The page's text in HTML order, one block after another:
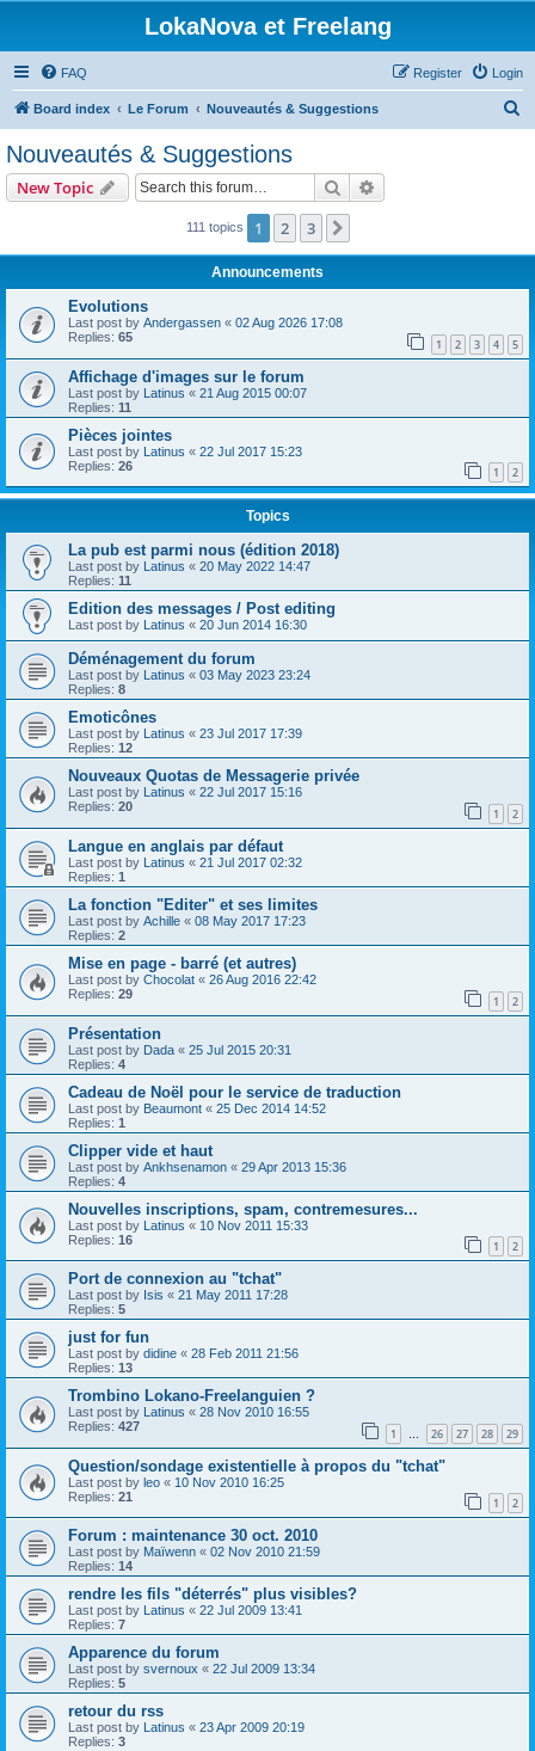
LokaNova et Freelang
FAQ Login
Register
Board index Le Forum Nouveautés & Suggestions
Nouveautés & Suggestions
New Topic Search
111 topics 1 2 3
Announcements
Evolutions
Last post by Andergassen « 02 Aug 2026 17:08
Replies: 65 1 2 3 4 5
Affichage d'images sur le forum
Last post by Latinus « 21 Aug 2015 00:07
Replies: 11
Pièces jointes
Last post by Latinus « 22 Jul 2017 15:23
Replies: 26 1 2
Topics
La pub est parmi nous (édition 2018)
Last post by Latinus « 20 May 2022 14:47
Replies: 11
Edition des messages / Post editing
Last post by Latinus « 20 Jun 2014 16:30
Déménagement du forum
Last post by Latinus « 03 May 2023 23:24
Replies: 8
Emoticônes
Last post by Latinus « 23 Jul 2017 17:39
Replies: 12
Nouveaux Quotas de Messagerie privée
Last post by Latinus « 22 Jul 2017 15:16
Replies: 20 1 2
Langue en anglais par défaut
Last post by Latinus « 21 Jul 2017 02:32
Replies: 1
La fonction "Editer" et ses limites
Last post by Achille « 08 May 2017 17:23
Replies: 2
Mise en page - barré (et autres)
Last post by Chocolat « 26 Aug 2016 22:42
Replies: 29 1 2
Présentation
Last post by Dada « 25 Jul 2015 20:31
Replies: 4
Cadeau de Noël pour le service de traduction
Last post by Beaumont « 25 Dec 2014 14:52
Replies: 1
Clipper vide et haut
Last post by Ankhsenamon « 29 Apr 2013 15:36
Replies: 4
Nouvelles inscriptions, spam, contremesures...
Last post by Latinus « 10 Nov 2011 15:33
Replies: 16 1 2
Port de connexion au "tchat"
Last post by Isis « 21 May 2011 17:28
Replies: 5
just for fun
Last post by didine « 28 Feb 2011 21:56
Replies: 13
Trombino Lokano-Freelanguien ?
Last post by Latinus « 28 Nov 2010 16:55
Replies: 427 1 … 26 27 28 29
Question/sondage existentielle à propos du "tchat"
Last post by leo « 10 Nov 2010 16:25
Replies: 21 1 2
Forum : maintenance 30 oct. 2010
Last post by Maïwenn « 02 Nov 2010 21:59
Replies: 14
rendre les fils "déterrés" plus visibles?
Last post by Latinus « 22 Jul 2009 13:41
Replies: 7
Apparence du forum
Last post by svernoux « 22 Jul 2009 13:34
Replies: 5
retour du rss
Last post by Latinus « 23 Apr 2009 20:19
Replies: 3